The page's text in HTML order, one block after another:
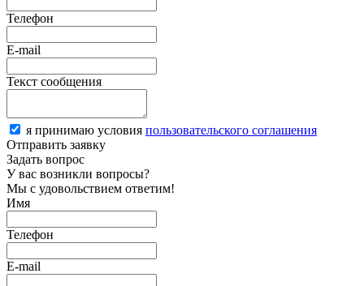
Телефон
E-mail
Текст сообщения
я принимаю условия пользовательского соглашения
Отправить заявку
Задать вопрос
У вас возникли вопросы?
Мы с удовольствием ответим!
Имя
Телефон
E-mail